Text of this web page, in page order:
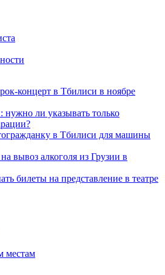
концерт в Тбилиси в ноябре
ли указывать только
в Тбилиси для машины
вывоз алкоголя из Грузии в
билеты на представление в театре
местам